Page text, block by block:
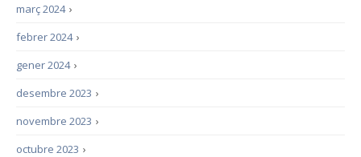
›
març 2024
›
febrer 2024
›
gener 2024
›
desembre 2023
›
novembre 2023
›
octubre 2023